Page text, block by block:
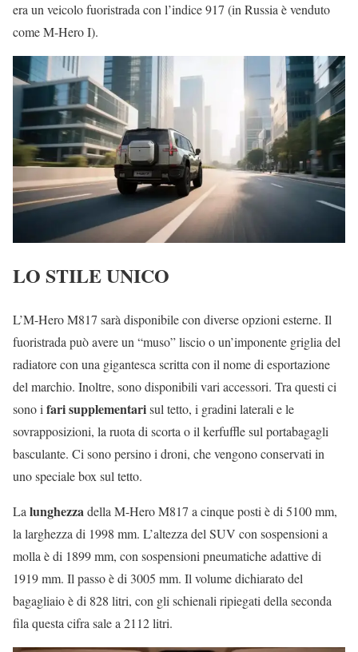
era un veicolo fuoristrada con l’indice 917 (in Russia è venduto
come M-Hero I).
LO STILE UNICO
L’M-Hero M817 sarà disponibile con diverse opzioni esterne. Il
fuoristrada può avere un “muso” liscio o un’imponente griglia del
radiatore con una gigantesca scritta con il nome di esportazione
del marchio. Inoltre, sono disponibili vari accessori. Tra questi ci
sono i fari supplementarisul tetto, i gradini laterali e le
sovrapposizioni, la ruota di scorta o il kerfuffle sul portabagagli
basculante. Ci sono persino i droni, che vengono conservati in
uno speciale box sul tetto.
La lunghezzadella M-Hero M817 a cinque posti è di 5100 mm,
la larghezza di 1998 mm. L’altezza del SUV con sospensioni a
molla è di 1899 mm, con sospensioni pneumatiche adattive di
1919 mm. Il passo è di 3005 mm. Il volume dichiarato del
bagagliaio è di 828 litri, con gli schienali ripiegati della seconda
fila questa cifra sale a 2112 litri.